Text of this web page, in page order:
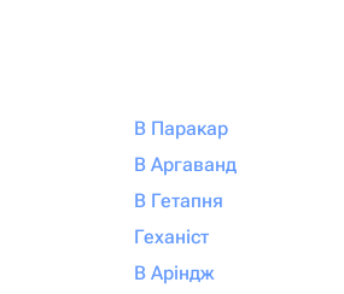
В Паракар
В Аргаванд
В Гетапня
Геханіст
В Аріндж